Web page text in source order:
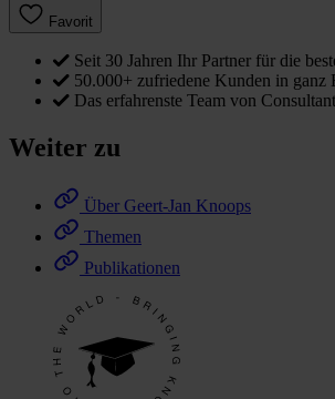
Favorit
Seit 30 Jahren Ihr Partner für die
50.000+ zufriedene Kunden in ganz
Das erfahrenste Team von
Weiter zu
Über Geert-Jan Knoops
Themen
Publikationen